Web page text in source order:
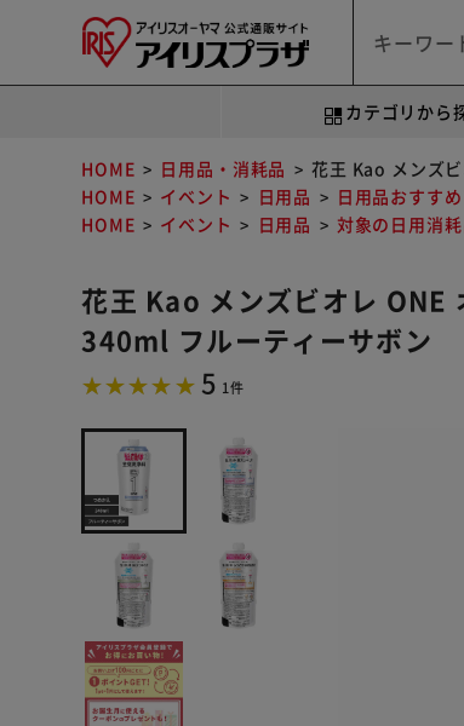
カテゴリから
HOME 日用品・消耗品
花王 Kao メンズ
HOME
イベント 日用品 日用品おすす
HOME
イベント 日用品 対象の日用消
花王 Kao メンズビオレ ONE
340ml フルーティーサボン
5 1件